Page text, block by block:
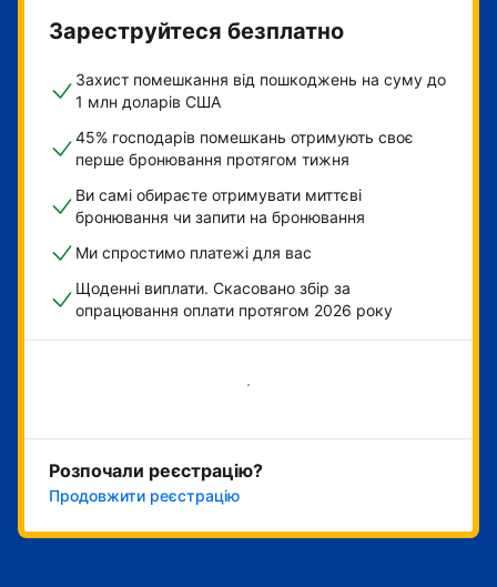
сніданок"
Зареструйтеся безплатно
Захист помешкання від пошкоджень на суму до
1 млн доларів США
45% господарів помешкань отримують своє
перше бронювання протягом тижня
Ви самі обираєте отримувати миттєві
бронювання чи запити на бронювання
Ми спростимо платежі для вас
Щоденні виплати. Скасовано збір за
опрацювання оплати протягом 2026 року
Розпочати зараз
Розпочали реєстрацію?
Продовжити реєстрацію